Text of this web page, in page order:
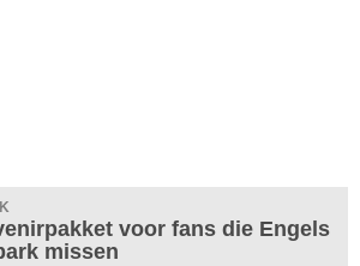
voor fans die Engels
missen